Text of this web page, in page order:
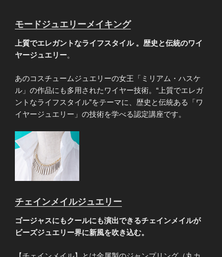
モードジュエリーメイキング
上質でエレガントなライフスタイル 。歴史と伝統のワイ
ヤージュエリー。
あのコスチュームジュエリーの女王「ミリアム・ハスケ
ル」の作品にも多用されたワイヤー技術。“上質でエレガ
ントなライフスタイル”をテーマに、歴史と伝統ある「ワ
イヤージュエリー」の技術を学べる認定講座です。
チェインメイルジュエリー
ゴージャスにもクールにも演出できるチェインメイルが
ビーズジュエリー界に新風を吹き込む。